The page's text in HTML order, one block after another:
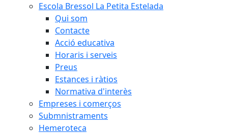
Escola Bressol La Petita Estelada
Qui som
Contacte
Acció educativa
Horaris i serveis
Preus
Estances i ràtios
Normativa d'interès
Empreses i comerços
Submnistraments
Hemeroteca